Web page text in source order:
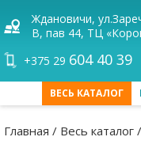
Ждановичи,
В, пав 44, ТЦ
+375 29 604 40 39
ВЕСЬ КАТАЛОГ
Главная Весь каталог